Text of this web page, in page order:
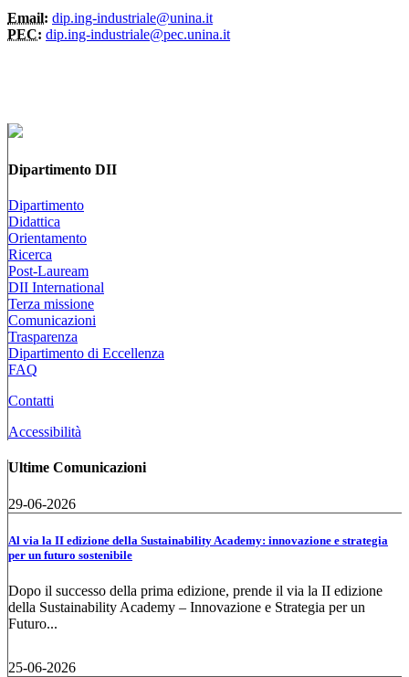
Email: dip.ing-industriale@unina.it
PEC: dip.ing-industriale@pec.unina.it
Dipartimento DII
Dipartimento
Didattica
Orientamento
Ricerca
Post-Lauream
DII International
Terza missione
Comunicazioni
Trasparenza
Dipartimento di Eccellenza
FAQ
Contatti
Accessibilità
Ultime Comunicazioni
29-06-2026
Al via la II edizione della Sustainability Academy: innovazione e strategia
per un futuro sostenibile
Dopo il successo della prima edizione, prende il via la II edizione
della Sustainability Academy – Innovazione e Strategia per un
Futuro...
25-06-2026